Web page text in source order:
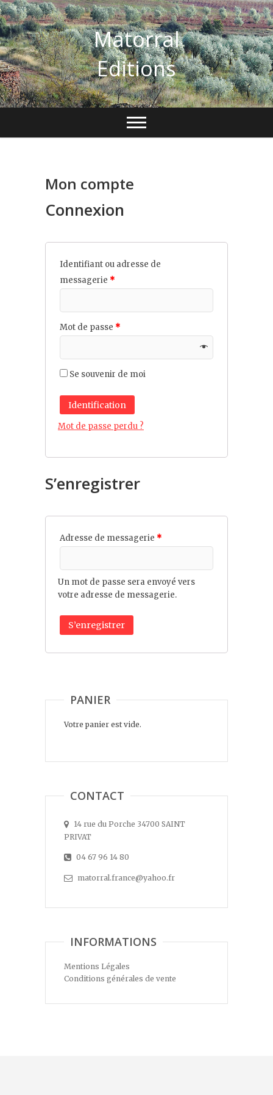
Skip
to
content
Matorral
Editions
Mon compte
Connexion
Identifiant ou adresse de
messagerie *
Mot de passe *
Se souvenir de moi
Identification
Mot de passe perdu ?
S’enregistrer
Adresse de messagerie *
Un mot de passe sera envoyé vers
votre adresse de messagerie.
S’enregistrer
PANIER
Votre panier est vide.
CONTACT
14 rue du Porche 34700 SAINT
PRIVAT
04 67 96 14 80
matorral.france@yahoo.fr
INFORMATIONS
Mentions Légales
Conditions générales de vente